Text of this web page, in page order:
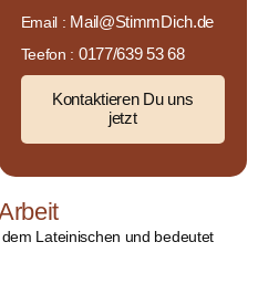
Lateinischen und bedeutet
Email : Mail@StimmDich.de
Teefon : 0177/639 53 68
Kontaktieren Du uns
jetzt